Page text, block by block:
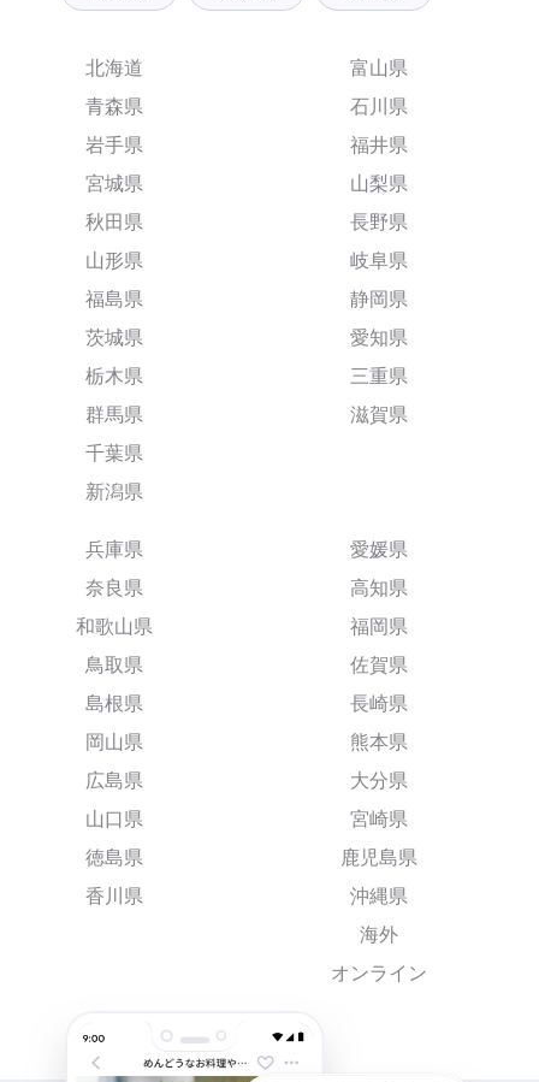
北海道
青森県
岩手県
宮城県
秋田県
山形県
福島県
茨城県
栃木県
群馬県
千葉県
新潟県
富山県
石川県
福井県
山梨県
長野県
岐阜県
静岡県
愛知県
三重県
滋賀県
兵庫県
奈良県
和歌山県
鳥取県
島根県
岡山県
広島県
山口県
徳島県
香川県
愛媛県
高知県
福岡県
佐賀県
長崎県
熊本県
大分県
宮崎県
鹿児島県
沖縄県
海外
オンライン